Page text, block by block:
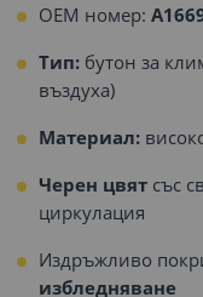
OEM номер:
Тип: бутон за
въздуха)
Материал:
Черен цвят със
циркулация
Издръжливо
избледняване